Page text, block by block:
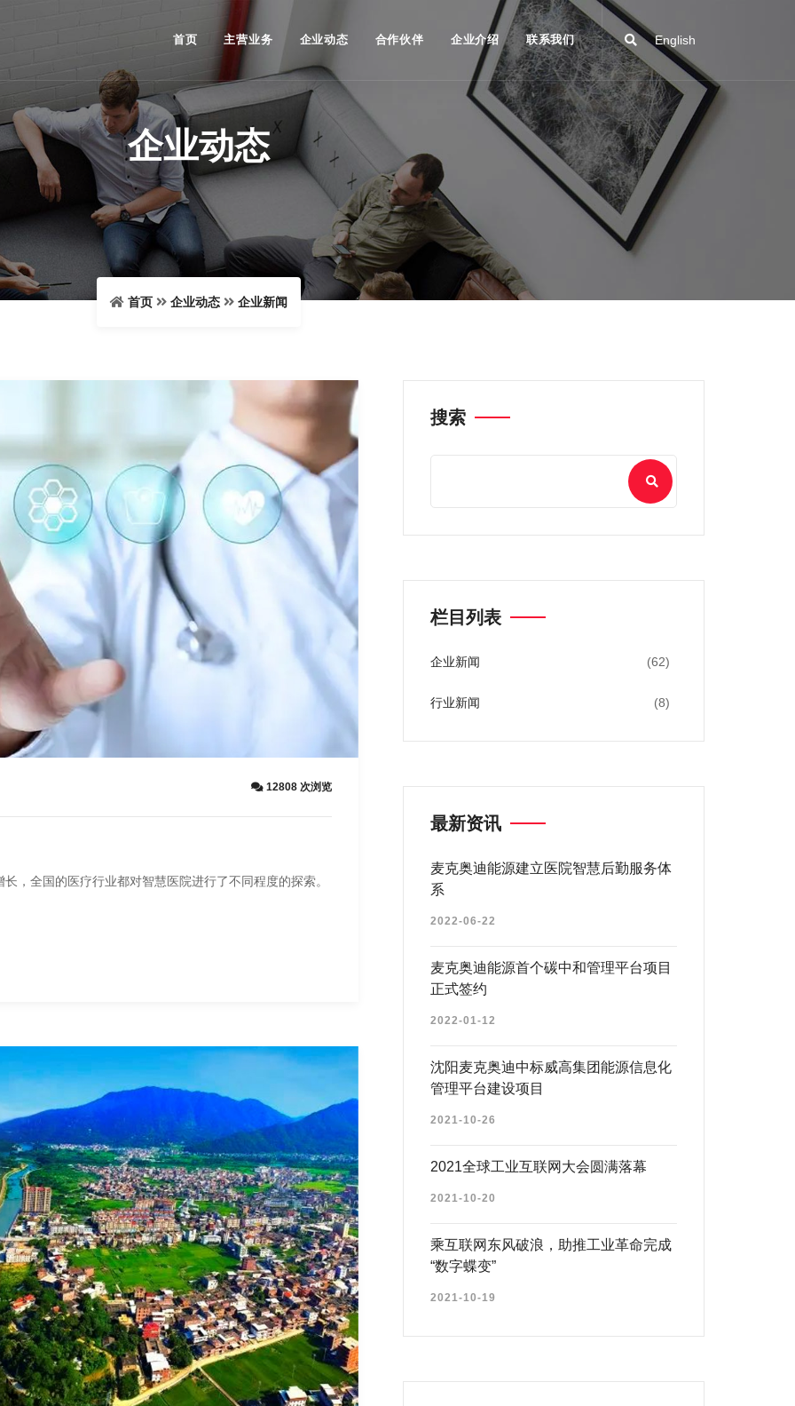
English
首页 主营业务 企业动态 合作伙伴 企业介绍 联系我们
企业动态
首页 企业动态 企业新闻
12808 次浏览
，全国的医疗行业都对智慧医院进行了不同程度的探索。
搜索
栏目列表
企业新闻 (62)
行业新闻 (8)
最新资讯
麦克奥迪能源建立医院智慧后勤服务体
系
2022-06-22
麦克奥迪能源首个碳中和管理平台项目
正式签约
2022-01-12
沈阳麦克奥迪中标威高集团能源信息化
管理平台建设项目
2021-10-26
2021全球工业互联网大会圆满落幕
2021-10-20
乘互联网东风破浪，助推工业革命完成
“数字蝶变”
2021-10-19